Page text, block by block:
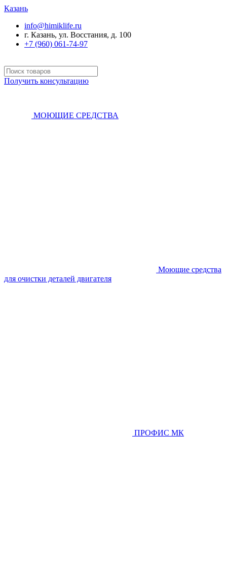
Казань
info@himiklife.ru
г. Казань, ул. Восстания, д. 100
+7 (960) 061-74-97
Получить консультацию
МОЮЩИЕ СРЕДСТВА
Моющие средства
для очистки деталей двигателя
ПРОФИС МК